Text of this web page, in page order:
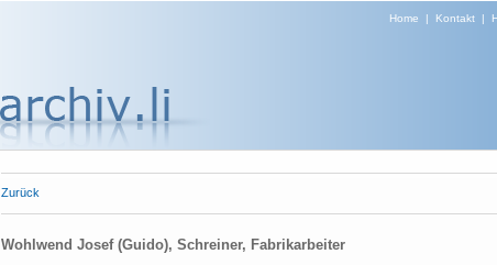
Home | Kontakt|
Zurück
Wohlwend Josef (Guido), Schreiner, Fabrikarbeiter